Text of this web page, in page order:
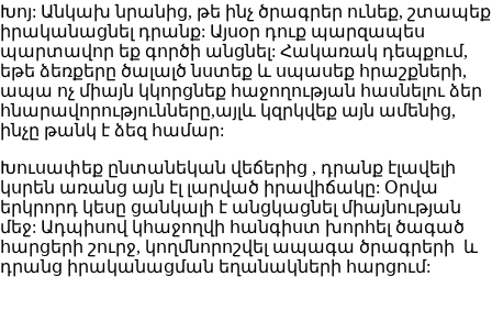
Խոյ: Անկախ նրանից, թե ինչ ծրագրեր ունեք, շտապեք
իրականացնել դրանք: Այսօր դուք պարզապես
պարտավոր եք գործի անցնել: Հակառակ դեպքում,
եթե ձեռքերը ծալալծ նստեք և սպասեք հրաշքների,
ապա ոչ միայն կկորցնեք հաջողության հասնելու ձեր
հնարավորությունները,այլև կզրկվեք այն ամենից,
ինչը թանկ է ձեզ համար:
Խուսափեք ընտանեկան վեճերից , դրանք էլավելի
կսրեն առանց այն էլ լարված իրավիճակը: Օրվա
երկրորդ կեսը ցանկալի է անցկացնել միայնության
մեջ: Ադպիսով կհաջողվի հանգիստ խորհել ծագած
հարցերի շուրջ, կողմնորոշվել ապագա ծրագրերի և
դրանց իրականացման եղանակների հարցում: